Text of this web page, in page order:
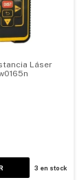
Láser
3 en stock